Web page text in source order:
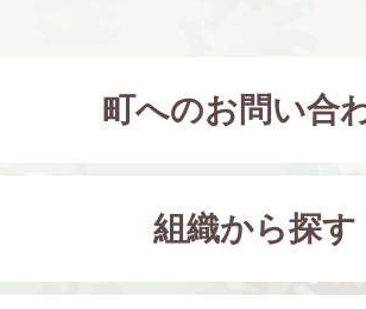
町へのお問い合
組織から探す